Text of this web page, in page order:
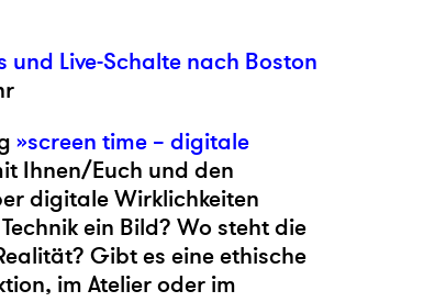
und Live-Schalte nach Boston
»screen time – digitale
Ihnen/Euch und den
digitale Wirklichkeiten
ein Bild? Wo steht die
Gibt es eine ethische
im Atelier oder im